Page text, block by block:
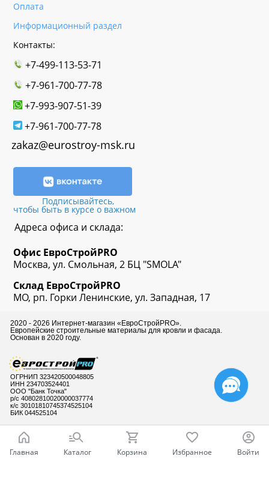
Оплата
Информационный раздел
Контакты:
+7-499-113-53-71
+7-961-700-77-78
+7-993-907-51-39
+7-961-700-77-78
zakaz@eurostroy-msk.ru
Подписывайтесь,
чтобы быть в курсе о важном
Адреса офиса и склада:
Офис ЕвроСтройPRO
Москва, ул. Смольная, 2 БЦ "SMOLA"
Склад ЕвроСтройPRO
МО, рп. Горки Ленинские, ул. Западная, 17
2020 - 2026 Интернет-магазин «ЕвроСтройPRO».
Европейские строительные материалы для кровли и фасада.
Основан в 2020 году.
ОГРНИП 323420500048805
ИНН 234703524401
ООО "Банк Точка"
р/с 40802810020000037774
к/с 30101810745374525104
БИК 044525104
Главная Каталог Корзина Избранное Войти